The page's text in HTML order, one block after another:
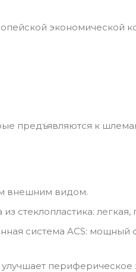
экономической
предъявляются к
внешним видом.
стеклопластика:
система ACS: мощный
периферическое